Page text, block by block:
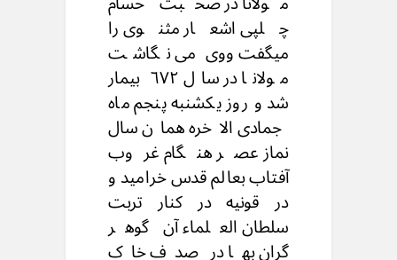
چلپی اشعار مثنوی را
میگفت ووی می نگاشت
مولانا در سال ٦٧٢ بیمار
شد و روز یکشنبه پنجم ماه
جمادی الاخره همان سال
نماز عصر هنگام غروب
آفتاب بعالم قدس خرامید و
در قونیه در کنار تربت
سلطان العلماء آن گوهر
گران بها در صدف خاک